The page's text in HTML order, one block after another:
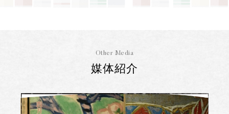
Other Media
媒体紹介